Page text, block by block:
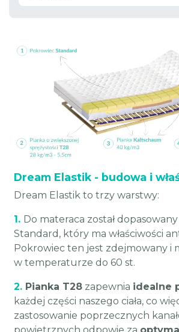
Dream Elastik - budowa i
Dream Elastik to trzy warstwy:
1. Do materaca został
Standard, który ma właściwości
Pokrowiec ten jest zdejmowany i
w temperaturze do 60 st.
2. Pianka T28 zapewnia idealne
każdej części naszego ciała, co
zastosowanie poprzecznych